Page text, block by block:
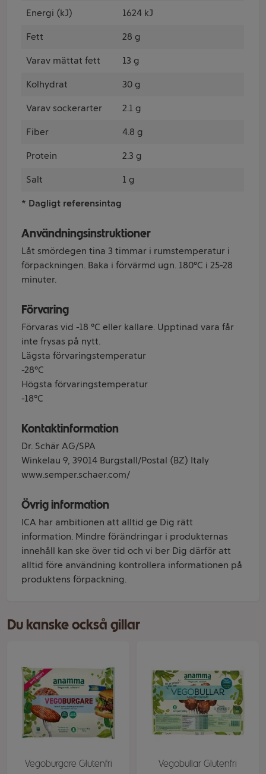
Energi (kJ) 1624 kJ
Fett 28 g
Varav mättat fett 13 g
Kolhydrat 30 g
Varav sockerarter 2.1 g
Fiber 4.8 g
Protein 2.3 g
Salt 1 g
* Dagligt referensintag
Användningsinstruktioner
Låt smördegen tina 3 timmar i rumstemperatur i
förpackningen. Baka i förvärmd ugn. 180°C i 25-28
minuter.
Förvaring
Förvaras vid -18 °C eller kallare. Upptinad vara får
inte frysas på nytt.
Lägsta förvaringstemperatur
-28°C
Högsta förvaringstemperatur
-18°C
Kontaktinformation
Dr. Schär AG/SPA
Winkelau 9, 39014 Burgstall/Postal (BZ) Italy
www.semper.schaer.com/
Övrig information
ICA har ambitionen att alltid ge Dig rätt
information. Mindre förändringar i produkternas
innehåll kan ske över tid och vi ber Dig därför att
alltid före användning kontrollera informationen på
produktens förpackning.
Du kanske också gillar
Vegoburgare Glutenfri
Vegobullar Glutenfri